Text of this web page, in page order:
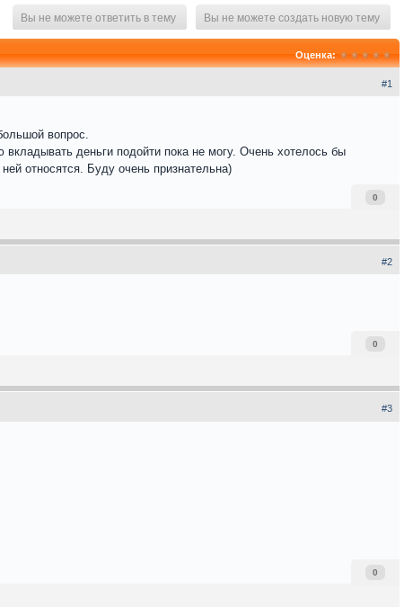
Вы не можете создать новую тему
Вы не можете ответить в тему
Оценка:
#1
вопрос.
деньги подойти пока не могу. Очень хотелось бы
относятся. Буду очень признательна)
0
#2
0
#3
0